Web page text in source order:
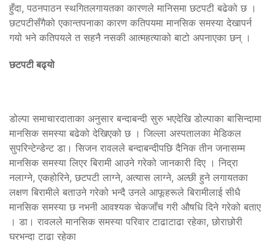
हुँदा, पठनपाठन स्थगितलगायतका कारणले मानिसमा छटपटी बढेको छ ।
छटपटीसँगैको एकान्तपनाका कारण कतिपयमा मानसिक समस्या देखापर्न
गयो भने कतिपयले त सहनै नसकी आत्महत्याको बाटो अपनाएका छन् ।
छटपटी बढ्यो
डोल्पा समाचारदाताका अनुसार बन्दाबन्दी सुरु भएदेखि डोल्पाका बासिन्दामा
मानसिक समस्या बढेको देखिएको छ । जिल्ला अस्पतालका मेडिकल
सुपरिन्टेन्डेन्ट डा। सिजन रावलले बन्दाबन्दीपछि दैनिक तीन जनासम्म
मानसिक समस्या लिएर बिरामी आउने गरेको जानकारी दिए । निद्रा
नलाग्ने, एकहोरिने, छटपटी लाग्ने, अत्यास लाग्ने, अल्छी हुने लगायतका
लक्षण बिरामीले बताउने गरेको भन्दै उनले आफूहरूले बिरामीलाई सीधै
मानसिक समस्या छ नभनी आवश्यक चेकजाँच गरी औषधि दिने गरेको बताए
। डा। रावलले मानसिक समस्या परिवार टाढाटाढा रहेका, छोराछोरी
घरभन्दा टाढा रहेका